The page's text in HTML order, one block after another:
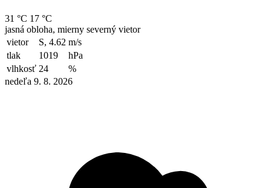
31 °C 17 °C
jasná obloha, mierny severný vietor
vietor
S, 4.62 m/s
tlak
1019
hPa
vlhkosť 24
%
nedeľa 9. 8. 2026